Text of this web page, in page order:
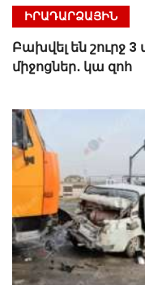
ԻՐԱԴԱՐՁԱՅԻՆ
Բախվել են շուրջ
միջոցներ․ կա զոհ